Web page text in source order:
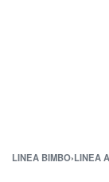
LINEA BIMBO›LINEA